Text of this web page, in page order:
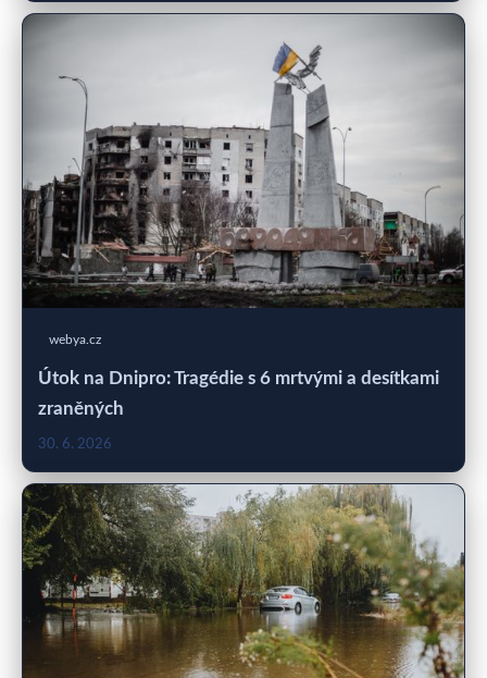
webya.cz
Útok na Dnipro: Tragédie s 6 mrtvými a desítkami
zraněných
30. 6. 2026